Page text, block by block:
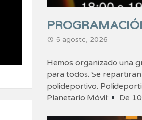
6 agosto, 2026
Hemos organizado una
para todos. Se
polideportivo.
Planetario Móvil:
De